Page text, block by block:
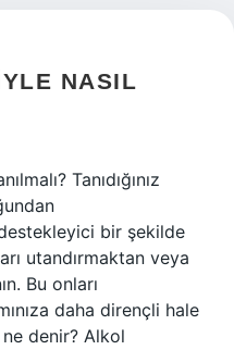
NASIL
Tanıdığınız
bir şekilde
utandırmaktan veya
Bu onları
daha dirençli hale
denir? Alkol